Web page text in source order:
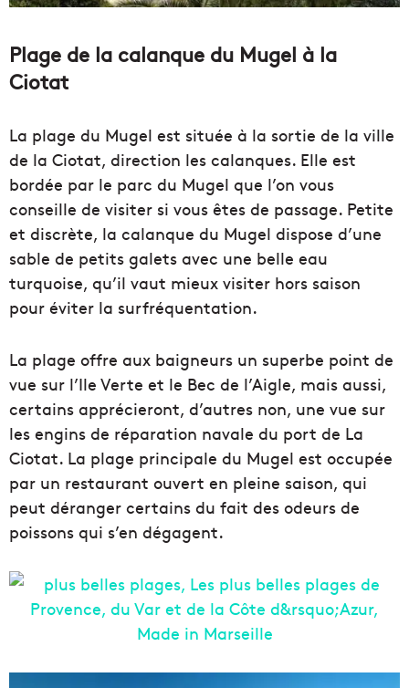
Plage de la calanque du Mugel à la
Ciotat
La plage du Mugel est située à la sortie de la ville
de la Ciotat, direction les calanques. Elle est
bordée par le parc du Mugel que l’on vous
conseille de visiter si vous êtes de passage. Petite
et discrète, la calanque du Mugel dispose d’une
sable de petits galets avec une belle eau
turquoise, qu’il vaut mieux visiter hors saison
pour éviter la surfréquentation.
La plage offre aux baigneurs un superbe point de
vue sur l’Ile Verte et le Bec de l’Aigle, mais aussi,
certains apprécieront, d’autres non, une vue sur
les engins de réparation navale du port de La
Ciotat. La plage principale du Mugel est occupée
par un restaurant ouvert en pleine saison, qui
peut déranger certains du fait des odeurs de
poissons qui s’en dégagent.